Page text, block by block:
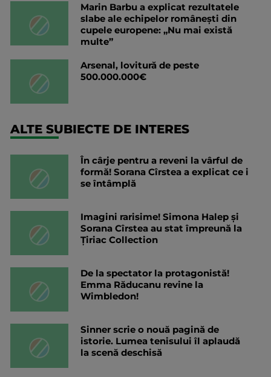
Marin Barbu a explicat rezultatele
slabe ale echipelor românești din
cupele europene: „Nu mai există
multe”
Arsenal, lovitură de peste
500.000.000€
ALTE SUBIECTE DE INTERES
În cârje pentru a reveni la vârful de
formă! Sorana Cîrstea a explicat ce i
se întâmplă
Imagini rarisime! Simona Halep și
Sorana Cîrstea au stat împreună la
Țiriac Collection
De la spectator la protagonistă!
Emma Răducanu revine la
Wimbledon!
Sinner scrie o nouă pagină de
istorie. Lumea tenisului îl aplaudă
la scenă deschisă